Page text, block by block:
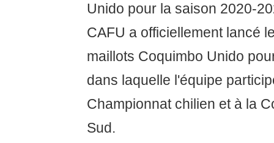
Unido pour la saison 2020-
CAFU a officiellement lancé
maillots Coquimbo Unido
dans laquelle l'équipe
Championnat chilien et à la
Sud.